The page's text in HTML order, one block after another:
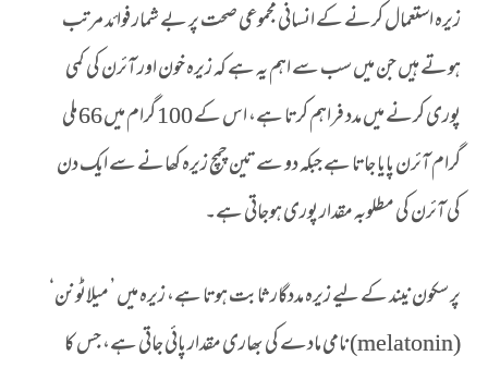
زیرہ استعمال کرنے کے انسانی مجموعی صحت پر بے شمار فوائد مرتب
ہوتے ہیں جن میں سب سے اہم یہ ہے کہ زیرہ خون اور آئرن کی کمی
پوری کرنے میں مدد فراہم کرتا ہے، اس کے 100 گرام میں 66 ملی
گرام آئرن پایا جاتا ہے جبکہ دو سے تین چمچ زیرہ کھانے سے ایک دن
کی آئرن کی مطلوبہ مقدار پوری ہوجاتی ہے۔
پر سکون نیند کے لیے زیرہ مددگار ثابت ہوتا ہے، زیرہ میں ’ میلاٹونن‘
(melatonin) نامی مادے کی بھاری مقدار پائی جاتی ہے، جس کا